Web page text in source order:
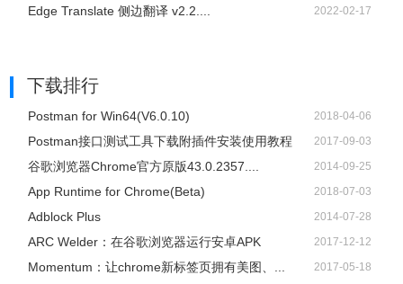
Edge Translate 侧边翻译 v2.2.... 2022-02-17
下载排行
Postman for Win64(V6.0.10) 2018-04-06
Postman接口测试工具下载附插件安装使用教程 2017-09-03
谷歌浏览器Chrome官方原版43.0.2357.... 2014-09-25
App Runtime for Chrome(Beta) 2018-07-03
Adblock Plus 2014-07-28
ARC Welder：在谷歌浏览器运行安卓APK 2017-12-12
Momentum：让chrome新标签页拥有美图、... 2017-05-18